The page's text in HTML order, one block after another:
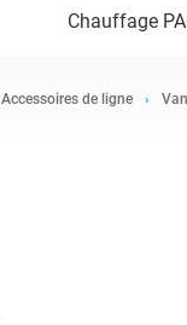
Chauffage
Accessoires de ligne